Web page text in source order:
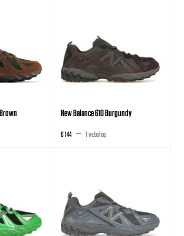
New Balance 610 Burgundy
€ 144 1 webshop